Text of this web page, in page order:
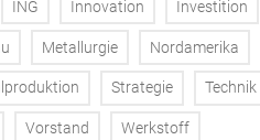
ING Innovation Investition
Metallurgie Nordamerika
Strategie Technik
Vorstand Werkstoff